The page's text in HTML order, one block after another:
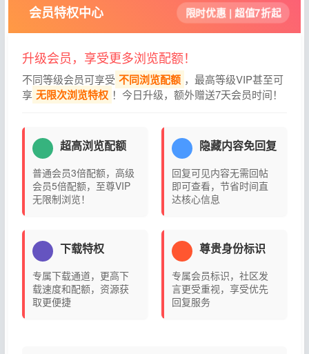
会员特权中心 限时优惠 | 超值7折起
升级会员，享受更多浏览配额！
不同等级会员可享受 不同浏览配额 ，最高等级VIP甚至可
享 无限次浏览特权 ！今日升级，额外赠送7天会员时间！
超高浏览配额
普通会员3倍配额，高级
会员5倍配额，至尊VIP
无限制浏览！
隐藏内容免回复
回复可见内容无需回帖
即可查看，节省时间直
达核心信息
下载特权
专属下载通道，更高下
载速度和配额，资源获
取更便捷
尊贵身份标识
专属会员标识，社区发
言更受重视，享受优先
回复服务